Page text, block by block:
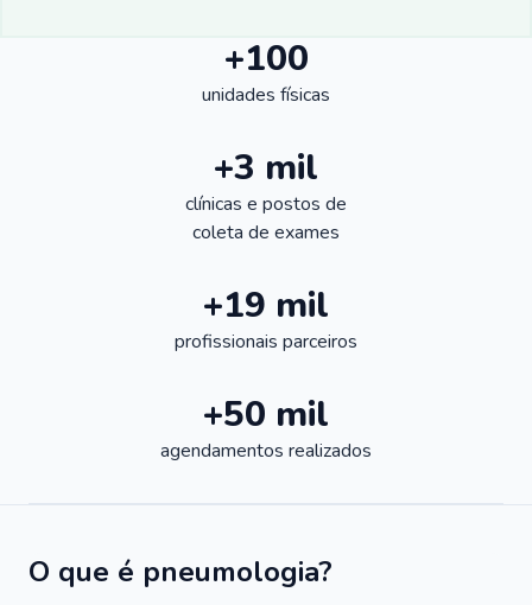
+100
unidades físicas
+3 mil
clínicas e postos de
coleta de exames
+19 mil
profissionais parceiros
+50 mil
agendamentos realizados
O que é pneumologia?